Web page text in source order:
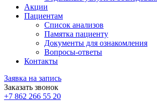
Акции
Пациентам
Список анализов
Памятка пациенту
Документы для ознакомления
Вопросы-ответы
Контакты
Заявка на запись
Заказать звонок
+7 862 266 55 20